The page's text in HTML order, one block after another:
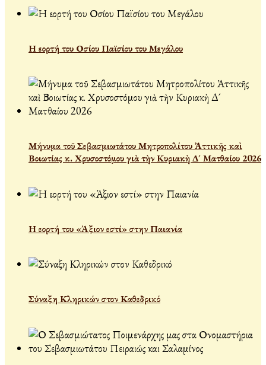
Η εορτή του Οσίου Παϊσίου του Μεγάλου
Μήνυμα τοῦ Σεβασμιωτάτου Μητροπολίτου Ἀττικῆς καὶ
Βοιωτίας κ. Χρυσοστόμου γιὰ τὴν Κυριακὴ Δ´ Ματθαίου 2026
Η εορτή του «Άξιον εστί» στην Παιανία
Σύναξη Κληρικών στον Καθεδρικό